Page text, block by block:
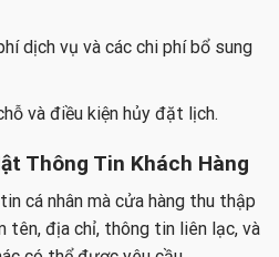
dịch vụ và các chi phí bổ sung
và điều kiện hủy đặt lịch.
Thông Tin Khách Hàng
cá nhân mà cửa hàng thu thập
tên, địa chỉ, thông tin liên lạc, và